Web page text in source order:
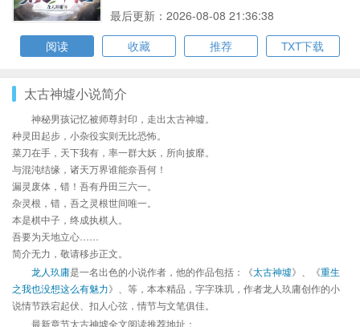
最后更新：2026-08-08 21:36:38
阅读
收藏 推荐 TXT下载
太古神墟小说简介
神秘男孩记忆被师尊封印，走出太古神墟。
种灵田起步，小杂役实则无比恐怖。
菜刀在手，天下我有，率一群大妖，所向披靡。
与混沌结缘，诸天万界谁能奈吾何！
漏灵废体，错！吾有丹田三六一。
杂灵根，错，吾之灵根世间唯一。
本是棋中子，终成执棋人。
吾要为天地立心……
简介无力，敬请移步正文。
龙人玖庸是一名出色的小说作者，他的作品包括：《太古神墟》、《重生
之我也没想这么有魅力》、等，本本精品，字字珠玑，作者龙人玖庸创作的小
说情节跌宕起伏、扣人心弦，情节与文笔俱佳。
最新章节太古神墟全文阅读推荐地址：